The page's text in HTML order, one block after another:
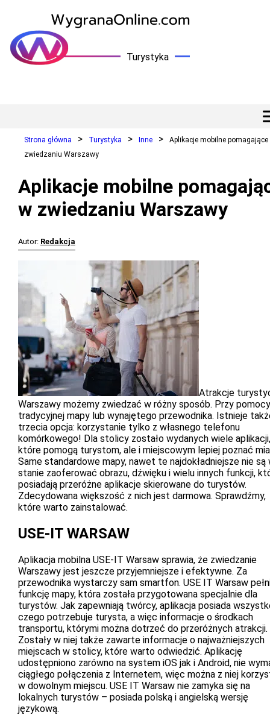
Turystyka
Strona główna Turystyka Inne
Aplikacje mobilne pomagające
zwiedzaniu Warszawy
Aplikacje mobilne
w zwiedzaniu Warszawy
Autor: Redakcja
Atrakcje
Warszawy możemy zwiedzać w różny sposób. Przy pomocy
tradycyjnej mapy lub wynajętego przewodnika. Istnieje
trzecia opcja: korzystanie tylko z własnego telefonu
komórkowego! Dla stolicy zostało wydanych wiele aplikacji,
które pomogą turystom, ale i miejscowym lepiej poznać
Same standardowe mapy, nawet te najdokładniejsze nie są
stanie zaoferować obrazu, dźwięku i wielu innych funkcji,
posiadają przeróżne aplikacje skierowane do turystów.
Zdecydowana większość z nich jest darmowa. Sprawdźmy,
które warto zainstalować.
USE-IT WARSAW
Aplikacja mobilna USE-IT Warsaw sprawia, że zwiedzanie
Warszawy jest jeszcze przyjemniejsze i efektywne. Za
przewodnika wystarczy sam smartfon. USE IT Warsaw
funkcję mapy, która została przygotowana specjalnie dla
turystów. Jak zapewniają twórcy, aplikacja posiada
czego potrzebuje turysta, a więc informacje o środkach
transportu, którymi można dotrzeć do przeróżnych atrakcji.
Zostały w niej także zawarte informacje o najważniejszych
miejscach w stolicy, które warto odwiedzić. Aplikację
udostępniono zarówno na system iOS jak i Android, nie
ciągłego połączenia z Internetem, więc można z niej
w dowolnym miejscu. USE IT Warsaw nie zamyka się na
lokalnych turystów – posiada polską i angielską wersję
językową.